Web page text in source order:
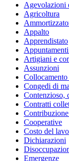
Agevolazioni
Agricoltura
Appalto
Apprendistato
Appuntamenti
Artigiani e
Assunzioni
Congedi di
Contenzioso,
Contratti
Cooperative
Costo del
Dichiarazioni
Emergenze